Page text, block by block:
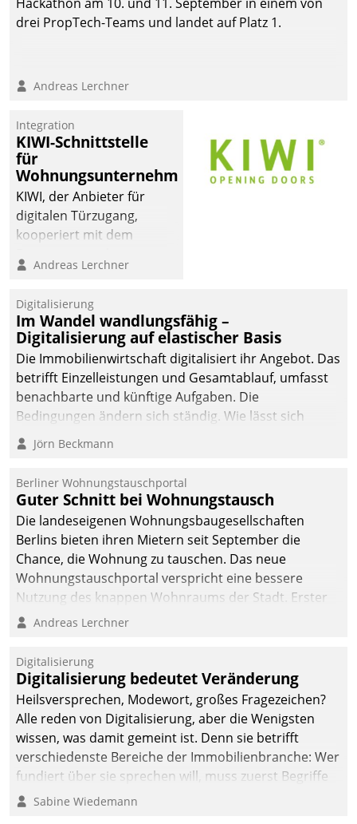
drei PropTech-Teams und landet auf Platz 1.
Andreas Lerchner
Integration
KIWI-Schnittstelle
für
Wohnungsunternehmen
KIWI, der Anbieter für
digitalen Türzugang,
kooperiert mit dem
Softwareentwicklungshaus
Andreas Lerchner
Digitalisierung
Im Wandel wandlungsfähig –
Digitalisierung auf elastischer Basis
Die Immobilienwirtschaft digitalisiert ihr Angebot. Das
betrifft Einzelleistungen und Gesamtablauf, umfasst
benachbarte und künftige Aufgaben. Die
Bedingungen ändern sich ständig. Wie lässt sich
technisch die Kontrolle wahren und zugleich Freiraum
fürs Wachsen öffnen?
Jörn Beckmann
Berliner Wohnungstauschportal
Guter Schnitt bei Wohnungstausch
Die landeseigenen Wohnungsbaugesellschaften
Berlins bieten ihren Mietern seit September die
Chance, die Wohnung zu tauschen. Das neue
Wohnungstauschportal verspricht eine bessere
Nutzung des knappen Wohnraums der Stadt. Erster
Anwendungsfall für Datatrains Lösung API-Hub mit
Unternehmen.
Andreas Lerchner
Digitalisierung
Digitalisierung bedeutet Veränderung
Heilsversprechen, Modewort, großes Fragezeichen?
Alle reden von Digitalisierung, aber die Wenigsten
wissen, was damit gemeint ist. Denn sie betrifft
verschiedenste Bereiche der Immobilienbranche: Wer
fundiert über sie sprechen will, muss zuerst Begriffe
klären. Ein Aspekt ist die betriebliche Optimierung:
Sabine Wiedemann